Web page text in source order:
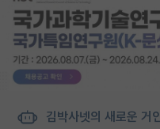
김박사넷의 새로운 거